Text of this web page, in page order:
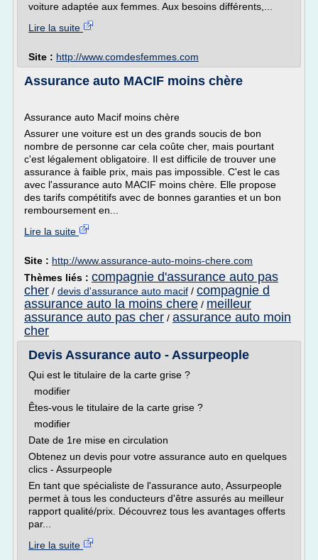
voiture adaptée aux femmes. Aux besoins différents,...
Lire la suite
Site : http://www.comdesfemmes.com
Assurance auto MACIF moins chère
Assurance auto Macif moins chère
Assurer une voiture est un des grands soucis de bon
nombre de personne car cela coûte cher, mais pourtant
c'est légalement obligatoire. Il est difficile de trouver une
assurance à faible prix, mais pas impossible. C'est le cas
avec l'assurance auto MACIF moins chère. Elle propose
des tarifs compétitifs avec de bonnes garanties et un bon
remboursement en...
Lire la suite
Site : http://www.assurance-auto-moins-chere.com
Thèmes liés : compagnie d'assurance auto pas
cher / devis d'assurance auto macif / compagnie d
assurance auto la moins chere / meilleur
assurance auto pas cher / assurance auto moin
cher
Devis Assurance auto - Assurpeople
Qui est le titulaire de la carte grise ?
modifier
Êtes-vous le titulaire de la carte grise ?
modifier
Date de 1re mise en circulation
Obtenez un devis pour votre assurance auto en quelques
clics - Assurpeople
En tant que spécialiste de l'assurance auto, Assurpeople
permet à tous les conducteurs d'être assurés au meilleur
rapport qualité/prix. Découvrez tous les avantages offerts
par...
Lire la suite